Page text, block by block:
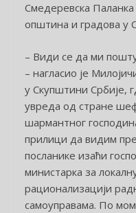
Смедеревска
општина и градова у
– Види се да ми
– нагласио је
у Скупштини Србије,
увреда од стране
шармантног
прилици да видим
посланике изаћи
министарка за
рационализацији
самоуправама. По